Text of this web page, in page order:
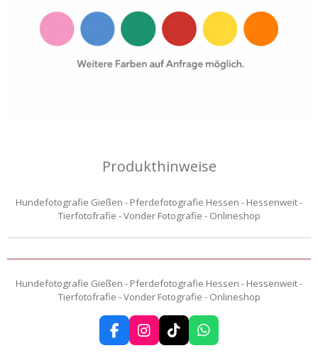
Produkthinweise
Hundefotografie Gießen - Pferdefotografie Hessen - Hessenweit -
Tierfotofrafie - Vonder Fotografie - Onlineshop
Hundefotografie Gießen - Pferdefotografie Hessen - Hessenweit -
Tierfotofrafie - Vonder Fotografie - Onlineshop
F
a
I
n
T
i
W
h